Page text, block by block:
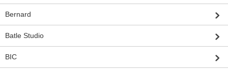
Bernard
Batle Studio
BIC